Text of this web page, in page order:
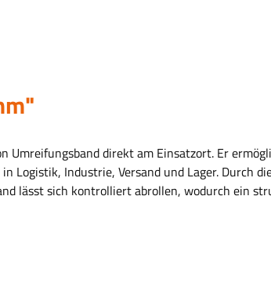
direkt am Einsatzort. Er
Industrie, Versand und Lager. Durch
lässt sich kontrolliert abrollen, wodurch ein